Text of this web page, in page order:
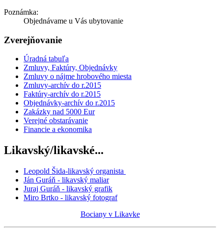
Poznámka:
Objednávame u Vás ubytovanie
Zverejňovanie
Úradná tabuľa
Zmluvy, Faktúry, Objednávky
Zmluvy o nájme hrobového miesta
Zmluvy-archív do r.2015
Faktúry-archív do r.2015
Objednávky-archív do r.2015
Zakázky nad 5000 Eur
Verejné obstarávanie
Financie a ekonomika
Likavský/likavské...
Leopold Šida-likavský organista
Ján Guráň - likavský maliar
Juraj Guráň - likavský grafik
Miro Brtko - likavský fotograf
Bociany v Likavke